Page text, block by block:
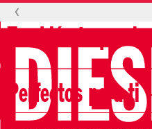
‹
Perfectos para ti